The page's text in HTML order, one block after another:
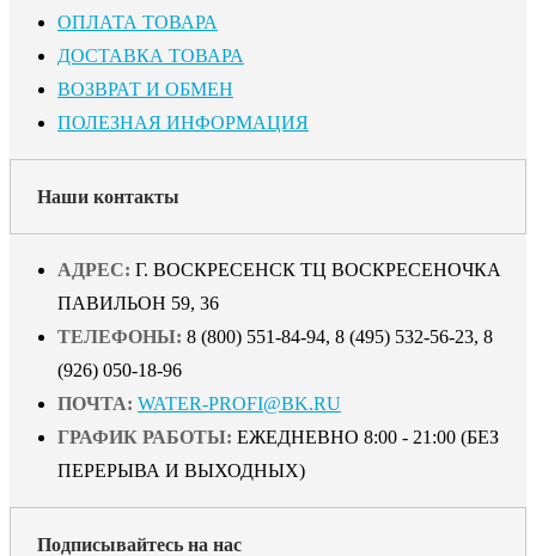
ОПЛАТА ТОВАРА
ДОСТАВКА ТОВАРА
ВОЗВРАТ И ОБМЕН
ПОЛЕЗНАЯ ИНФОРМАЦИЯ
Наши контакты
АДРЕС: Г. ВОСКРЕСЕНСК ТЦ ВОСКРЕСЕНОЧКА
ПАВИЛЬОН 59, 36
ТЕЛЕФОНЫ: 8 (800) 551-84-94, 8 (495) 532-56-23, 8
(926) 050-18-96
ПОЧТА: WATER-PROFI@BK.RU
ГРАФИК РАБОТЫ: ЕЖЕДНЕВНО 8:00 - 21:00 (БЕЗ
ПЕРЕРЫВА И ВЫХОДНЫХ)
Подписывайтесь на нас